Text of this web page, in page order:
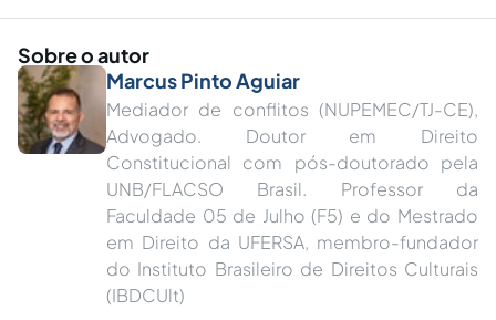
Sobre o autor
Marcus Pinto Aguiar
Mediador de conflitos (NUPEMEC/TJ-CE),
Advogado. Doutor em Direito
Constitucional com pós-doutorado pela
UNB/FLACSO Brasil. Professor da
Faculdade 05 de Julho (F5) e do Mestrado
em Direito da UFERSA, membro-fundador
do Instituto Brasileiro de Direitos Culturais
(IBDCUlt)